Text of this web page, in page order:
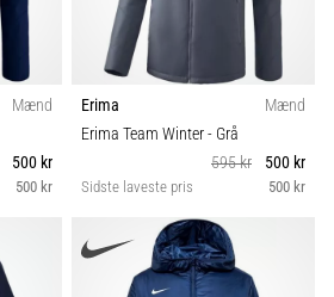
Mænd
500 kr
500 kr
Erima
Mænd
Erima Team Winter- Grå
595 kr
500 kr
Sidste laveste pris 500 kr